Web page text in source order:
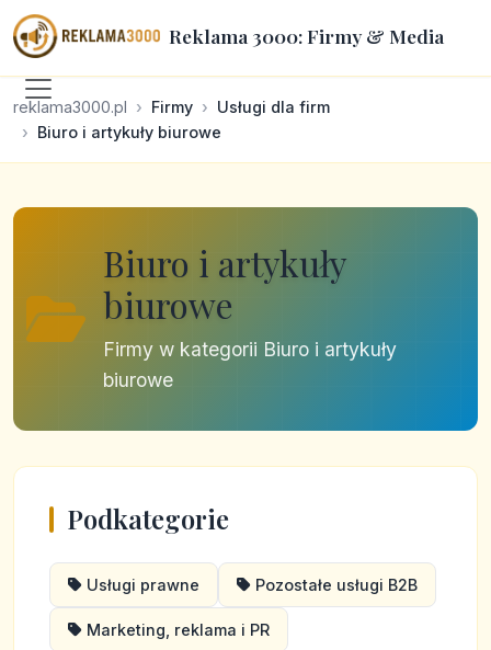
Reklama 3000: Firmy & Media
reklama3000.pl Firmy
Usługi dla firm
Biuro i artykuły biurowe
Biuro i artykuły
biurowe
Firmy w kategorii Biuro i artykuły
biurowe
Podkategorie
Usługi prawne Pozostałe usługi B2B
Marketing, reklama i PR